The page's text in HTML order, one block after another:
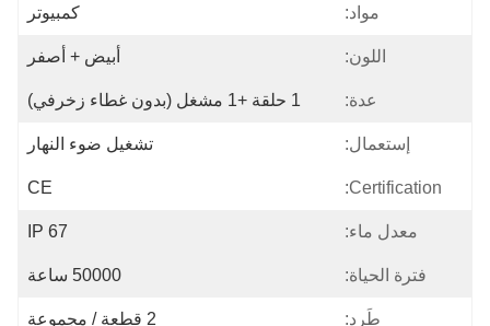
مواد: كمبيوتر
اللون: أبيض + أصفر
عدة: 1 حلقة +1 مشغل (بدون غطاء زخرفي)
إستعمال: تشغيل ضوء النهار
Certification:
CE
معدل ماء: IP 67
فترة الحياة: 50000 ساعة
طَرد: 2 قطعة / مجموعة